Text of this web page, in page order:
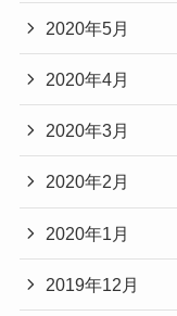
2020年5月
2020年4月
2020年3月
2020年2月
2020年1月
2019年12月